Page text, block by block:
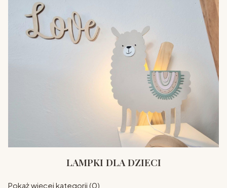
LAMPKI DLA DZIECI
Pokaż więcej kategorii (0)